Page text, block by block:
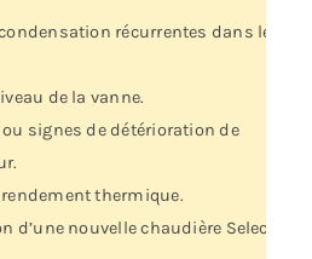
récurrentes dans le
de la vanne.
signes de détérioration de
thermique.
d’une nouvelle chaudière Selecta.